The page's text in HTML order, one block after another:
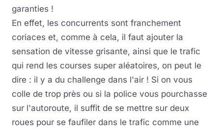
garanties !
En effet, les concurrents sont franchement
coriaces et, comme à cela, il faut ajouter la
sensation de vitesse grisante, ainsi que le trafic
qui rend les courses super aléatoires, on peut le
dire : il y a du challenge dans l'air ! Si on vous
colle de trop près ou si la police vous pourchasse
sur l'autoroute, il suffit de se mettre sur deux
roues pour se faufiler dans le trafic comme une